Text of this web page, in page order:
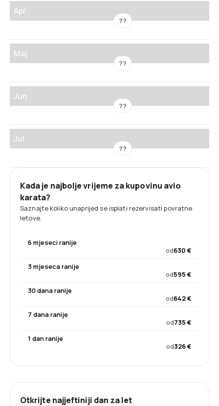
Apr
??
Maj
??
Jun
??
Jul
??
Kada je najbolje vrijeme za kupovinu avio
karata?
Saznajte koliko unaprijed se isplati rezervisati povratne
letove.
6 mjeseci ranije
od630 €
3 mjeseca ranije
od595 €
30 dana ranije
od642 €
7 dana ranije
od735 €
1 dan ranije
od326 €
Otkrijte najjeftiniji dan za let